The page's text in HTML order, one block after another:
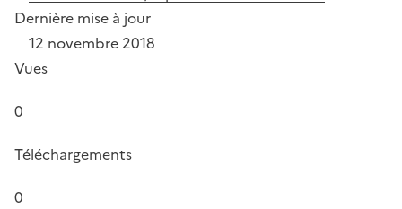
Dernière mise à jour
12 novembre 2018
Vues
0
Téléchargements
0